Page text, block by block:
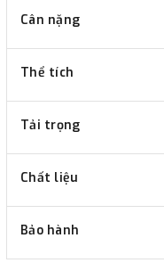
Cân nặng
Thể tích
Tải trọng
Chất liệu
Bảo hành